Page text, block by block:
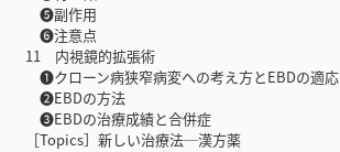
❺副作用
❻注意点
11 内視鏡的拡張術
❶クローン病狭窄病変への考え方とEBDの適応
❷EBDの方法
❸EBDの治療成績と合併症
［Topics］新しい治療法─漢方薬